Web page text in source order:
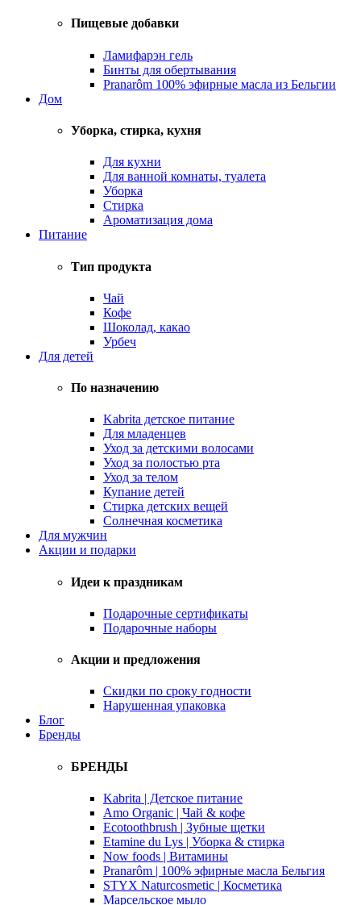
Пищевые добавки
Ламифарэн гель
Бинты для обертывания
Pranarôm 100% эфирные масла из Бельгии
Дом
Уборка, стирка, кухня
Для кухни
Для ванной комнаты, туалета
Уборка
Стирка
Ароматизация дома
Питание
Тип продукта
Чай
Кофе
Шоколад, какао
Урбеч
Для детей
По назначению
Kabrita детское питание
Для младенцев
Уход за детскими волосами
Уход за полостью рта
Уход за телом
Купание детей
Стирка детских вещей
Солнечная косметика
Для мужчин
Акции и подарки
Идеи к праздникам
Подарочные сертификаты
Подарочные наборы
Акции и предложения
Скидки по сроку годности
Нарушенная упаковка
Блог
Бренды
БРЕНДЫ
Kabrita | Детское питание
Amo Organic | Чай & кофе
Ecotoothbrush | Зубные щетки
Etamine du Lys | Уборка & стирка
Now foods | Витамины
Pranarôm | 100% эфирные масла Бельгия
STYX Naturcosmetic | Косметика
Марсельское мыло